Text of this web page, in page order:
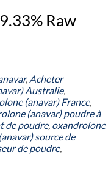
Raw
, Acheter
Australie,
(anavar) France,
(anavar) poudre à
de poudre, oxandrolone
source de
de poudre,